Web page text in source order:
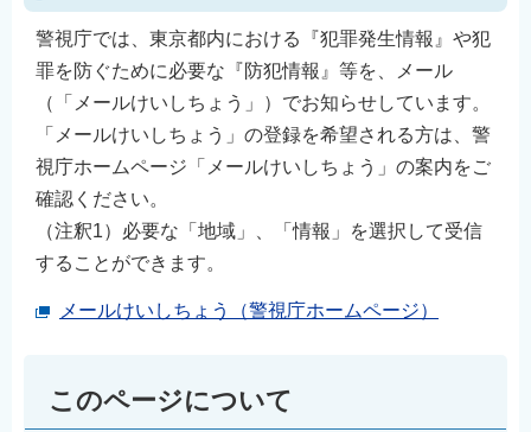
警視庁では、東京都内における『犯罪発生情報』や犯
罪を防ぐために必要な『防犯情報』等を、メール
（「メールけいしちょう」）でお知らせしています。
「メールけいしちょう」の登録を希望される方は、警
視庁ホームページ「メールけいしちょう」の案内をご
確認ください。
（注釈1）必要な「地域」、「情報」を選択して受信
することができます。
メールけいしちょう（警視庁ホームページ）
このページについて